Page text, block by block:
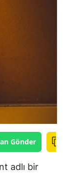
Gönder
adlı bir